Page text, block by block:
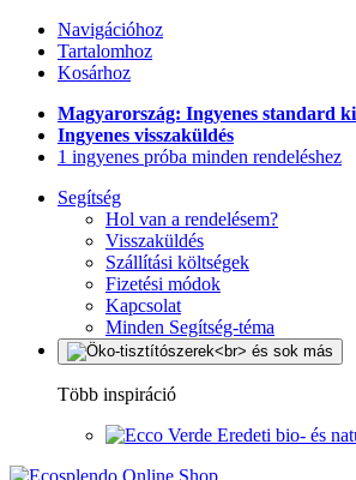
Navigációhoz
Tartalomhoz
Kosárhoz
Magyarország: Ingyenes standard
Ingyenes visszaküldés
1 ingyenes próba minden rendeléshez
Segítség
Hol van a rendelésem?
Visszaküldés
Szállítási költségek
Fizetési módok
Kapcsolat
Minden Segítség-téma
Több inspiráció
Eredeti bio- és